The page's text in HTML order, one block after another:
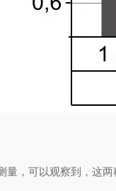
，可以观察到，这两